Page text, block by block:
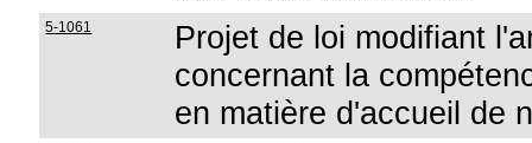
5-1061
Projet de loi modifiant
concernant la
en matière d'accueil de